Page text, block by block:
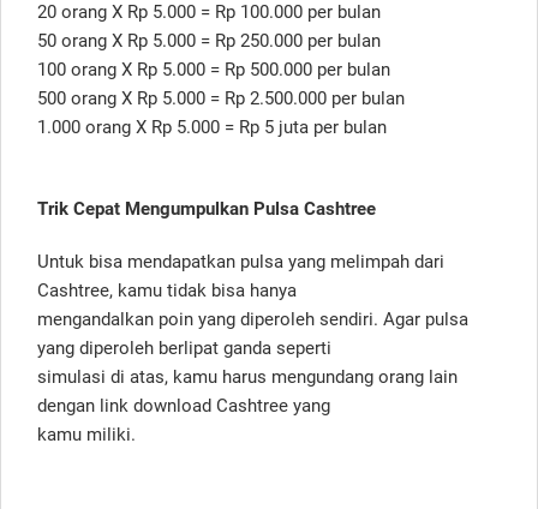
20 orang X Rp 5.000 = Rp 100.000 per bulan
50 orang X Rp 5.000 = Rp 250.000 per bulan
100 orang X Rp 5.000 = Rp 500.000 per bulan
500 orang X Rp 5.000 = Rp 2.500.000 per bulan
1.000 orang X Rp 5.000 = Rp 5 juta per bulan
Trik Cepat Mengumpulkan Pulsa Cashtree
Untuk bisa mendapatkan pulsa yang melimpah dari
Cashtree, kamu tidak bisa hanya
mengandalkan poin yang diperoleh sendiri. Agar pulsa
yang diperoleh berlipat ganda seperti
simulasi di atas, kamu harus mengundang orang lain
dengan link download Cashtree yang
kamu miliki.